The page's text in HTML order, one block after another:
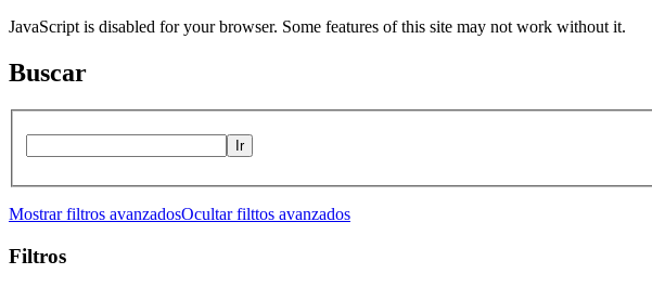
JavaScript is disabled for your browser. Some features of this site may not work without it.
Buscar
Ir
Mostrar filtros avanzadosOcultar filttos avanzados
Filtros